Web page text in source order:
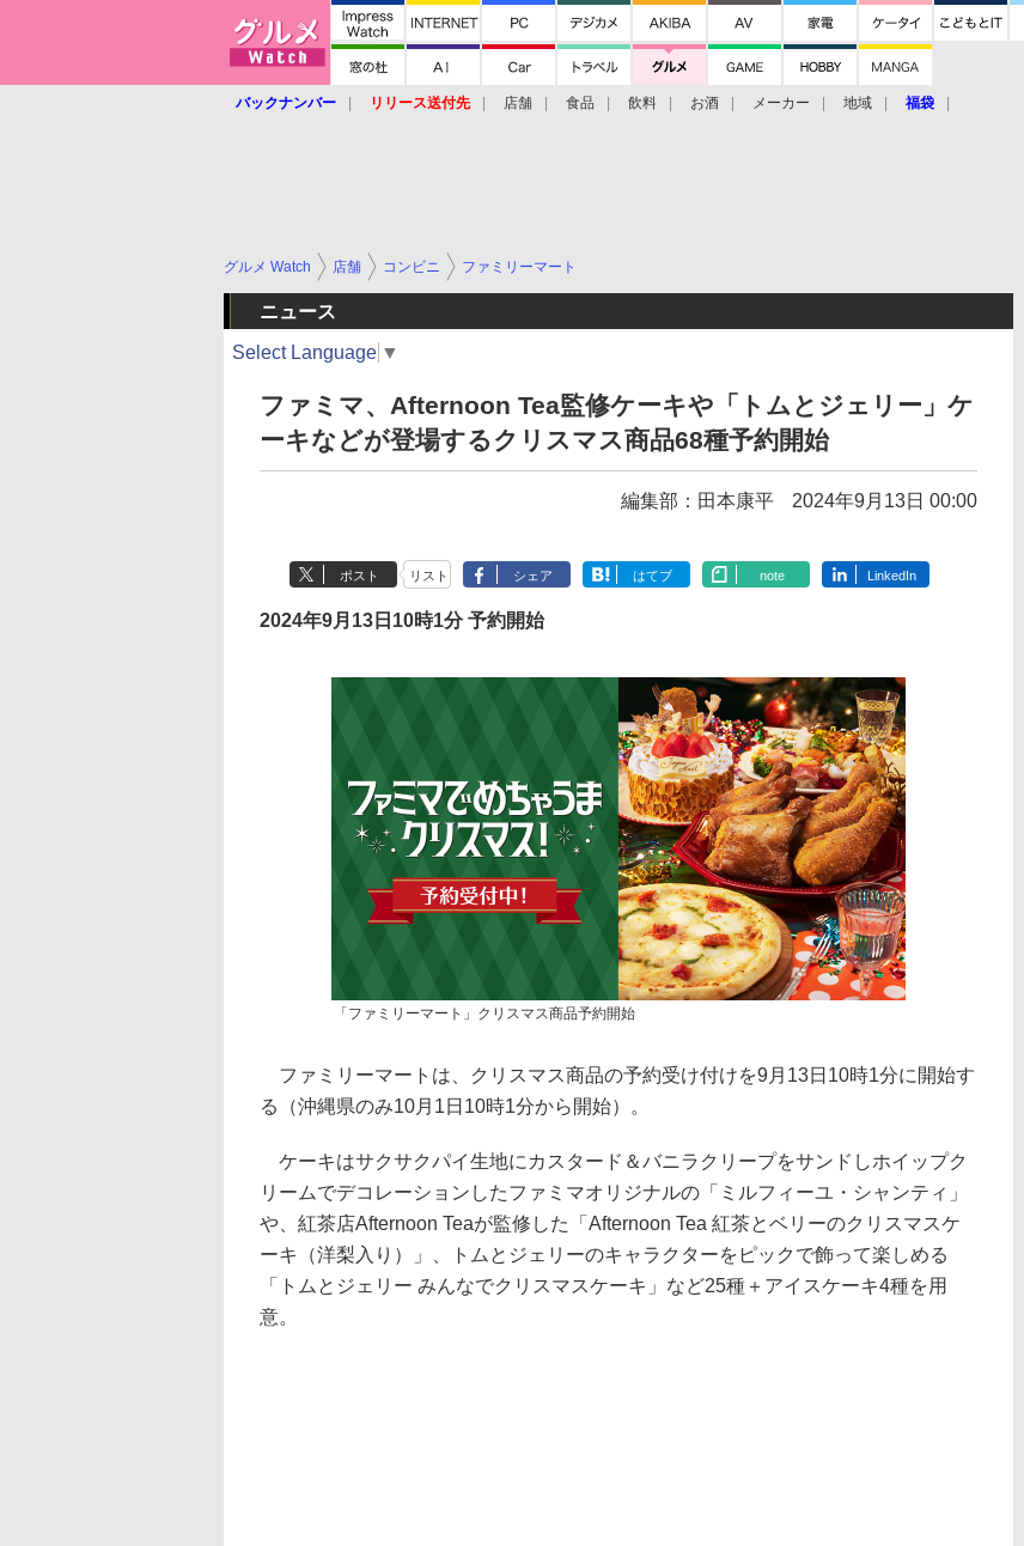
バックナンバー リリース送付先 店舗 食品 飲料 お酒 メーカー 地域 福袋
グルメ Watch 店舗 コンビニ ファミリーマート
ニュース
Select Language ▼
ファミマ、Afternoon Tea監修ケーキや「トムとジェリー」ケ
ーキなどが登場するクリスマス商品68種予約開始
編集部：田本康平 2024年9月13日 00:00
ポスト リスト シェア はてブ note LinkedIn
2024年9月13日10時1分 予約開始
「ファミリーマート」クリスマス商品予約開始
ファミリーマートは、クリスマス商品の予約受け付けを9月13日10時1分に開始す
る（沖縄県のみ10月1日10時1分から開始）。
ケーキはサクサクパイ生地にカスタード＆バニラクリープをサンドしホイップク
リームでデコレーションしたファミマオリジナルの「ミルフィーユ・シャンティ」
や、紅茶店Afternoon Teaが監修した「Afternoon Tea 紅茶とベリーのクリスマスケ
ーキ（洋梨入り）」、トムとジェリーのキャラクターをピックで飾って楽しめる
「トムとジェリー みんなでクリスマスケーキ」など25種＋アイスケーキ4種を用
意。